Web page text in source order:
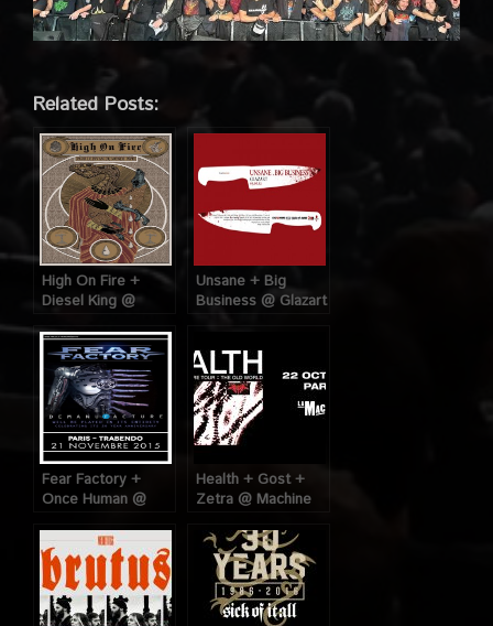
Related Posts:
High On Fire +
Diesel King @
(Paris), le 19
Novembre 2015
Unsane + Big
Business @ Glazart
Fear Factory +
Once Human @
le 21 Novembre
2015
Health + Gost +
Zetra @ Machine
(Paris), le 22
Octobre 2024